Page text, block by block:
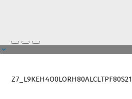
Z7_L9KEH4O0LORH80ALCLTPF80S21